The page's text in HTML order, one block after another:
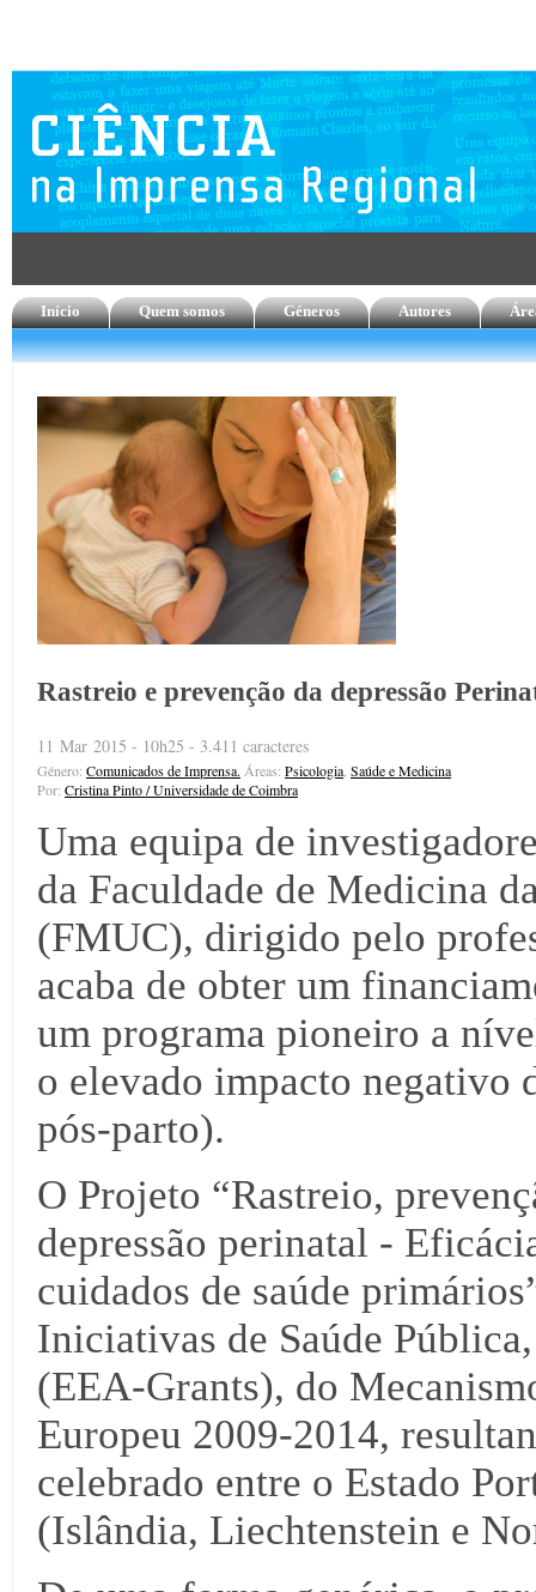
Início Quem somos Géneros Autores
Rastreio e prevenção da depressão
11 Mar 2015 - 10h25 - 3.411 caracteres
Género: Comunicados de Imprensa. Áreas: Psicologia Saúde e Medicina
Por: Cristina Pinto / Universidade de Coimbra
Uma equipa de
da Faculdade de Medicina
(FMUC), dirigido pelo
acaba de obter um
um programa pioneiro a
o elevado impacto negativo
pós-parto).
O Projeto “Rastreio,
depressão perinatal -
cuidados de saúde
Iniciativas de Saúde
(EEA-Grants), do
Europeu 2009-2014,
celebrado entre o Estado
(Islândia, Liechtenstein e